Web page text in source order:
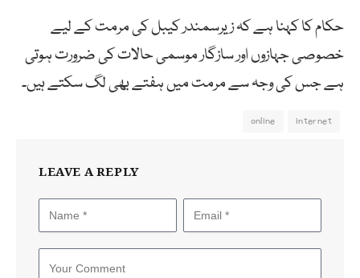
حکام کا کہنا ہے کہ زیرسمندر کیبل کی مرمت کے لیے
خصوصی جہازوں اور سازگار موسمی حالات کی ضرورت ہوتی
ہے جس کی وجہ سے مرمت میں ہفتے بھی لگ سکتے ہیں۔
internet
online
LEAVE A REPLY